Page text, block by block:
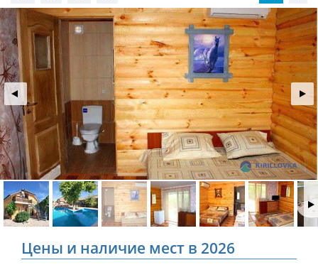
Цены и наличие мест в 2026